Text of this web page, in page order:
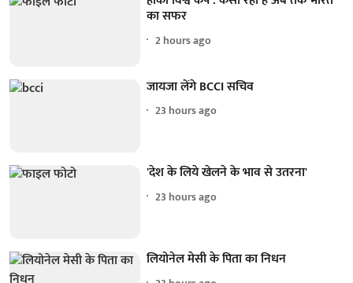
का सफर
2 hours ago
जायजा लेंगे BCCI सचिव
23 hours ago
'देश के लिये खेलने के भाव से उतरना'
23 hours ago
लियोनेल मेसी के पिता का निधन